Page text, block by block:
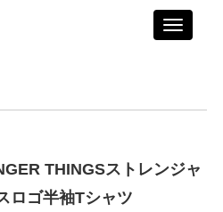
Toggle
THINGSストレンジャ
ロゴ半袖Tシャツ